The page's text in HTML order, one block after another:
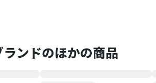
ランドのほかの商品